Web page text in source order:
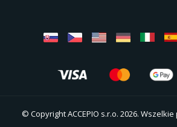
© Copyright ACCEPIO s.r.o. 2026.